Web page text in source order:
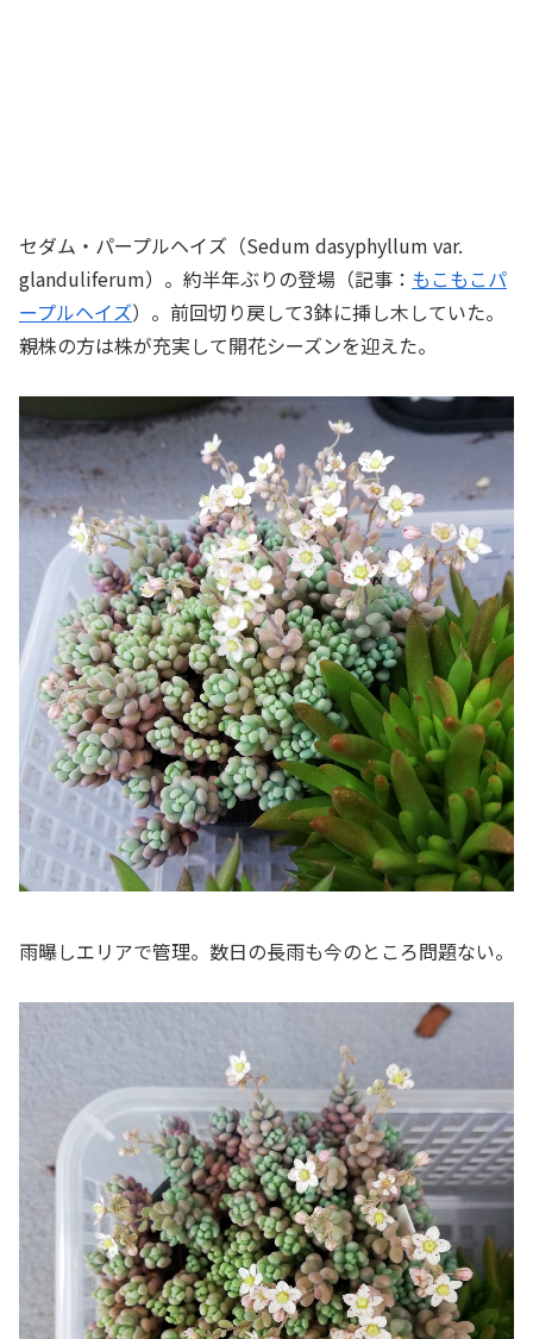
セダム・パープルヘイズ（Sedum dasyphyllum var.
glanduliferum）。約半年ぶりの登場（記事： もこもこパ
ープルヘイズ）。前回切り戻して3鉢に挿し木していた。
親株の方は株が充実して開花シーズンを迎えた。
雨曝しエリアで管理。数日の長雨も今のところ問題ない。